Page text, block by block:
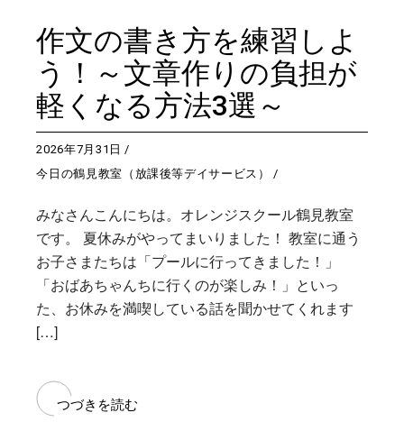
作文の書き方を練習しよ
う！～文章作りの負担が
軽くなる方法3選～
2026年7月31日
今日の鶴見教室（放課後等デイサービス）
みなさんこんにちは。オレンジスクール鶴見教室
です。 夏休みがやってまいりました！ 教室に通う
お子さまたちは「プールに行ってきました！」
「おばあちゃんちに行くのが楽しみ！」といっ
た、お休みを満喫している話を聞かせてくれます
[…]
つづきを読む